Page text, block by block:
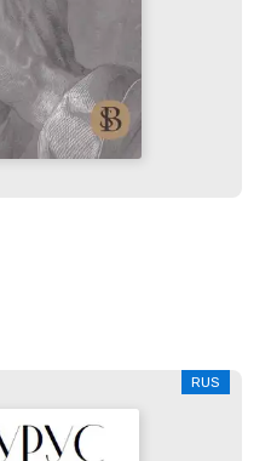
RUS